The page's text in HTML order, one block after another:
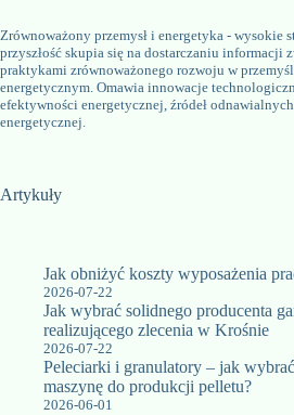
Zrównoważony przemysł i energetyka - wysokie
przyszłość skupia się na dostarczaniu informacji
praktykami zrównoważonego rozwoju w
energetycznym. Omawia innowacje
efektywności energetycznej, źródeł
energetycznej.
Artykuły
Jak obniżyć koszty wyposażenia
2026-07-22
Jak wybrać solidnego producenta
realizującego zlecenia w Krośnie
2026-07-22
Peleciarki i granulatory – jak
maszynę do produkcji pelletu?
2026-06-01